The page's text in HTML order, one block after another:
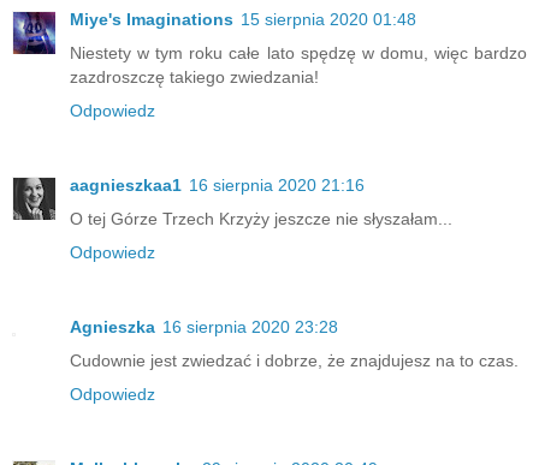
Miye's Imaginations 15 sierpnia 2020 01:48
Niestety w tym roku całe lato spędzę w domu, więc bardzo
zazdroszczę takiego zwiedzania!
Odpowiedz
aagnieszkaa1 16 sierpnia 2020 21:16
O tej Górze Trzech Krzyży jeszcze nie słyszałam...
Odpowiedz
Agnieszka 16 sierpnia 2020 23:28
Cudownie jest zwiedzać i dobrze, że znajdujesz na to czas.
Odpowiedz